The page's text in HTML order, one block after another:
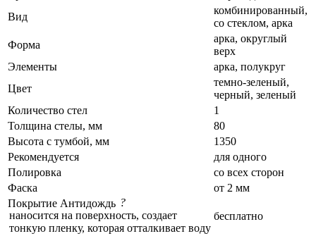
Вид
комбинированный,
со стеклом, арка
Форма
арка, округлый
верх
Элементы
арка, полукруг
Цвет
темно-зеленый,
черный, зеленый
Количество стел
1
Толщина стелы, мм
80
Высота с тумбой, мм
1350
Рекомендуется
для одного
Полировка
со всех сторон
Фаска
от 2 мм
Покрытие Антидождь ?
наносится на поверхность, создает
тонкую пленку, которая отталкивает воду
бесплатно